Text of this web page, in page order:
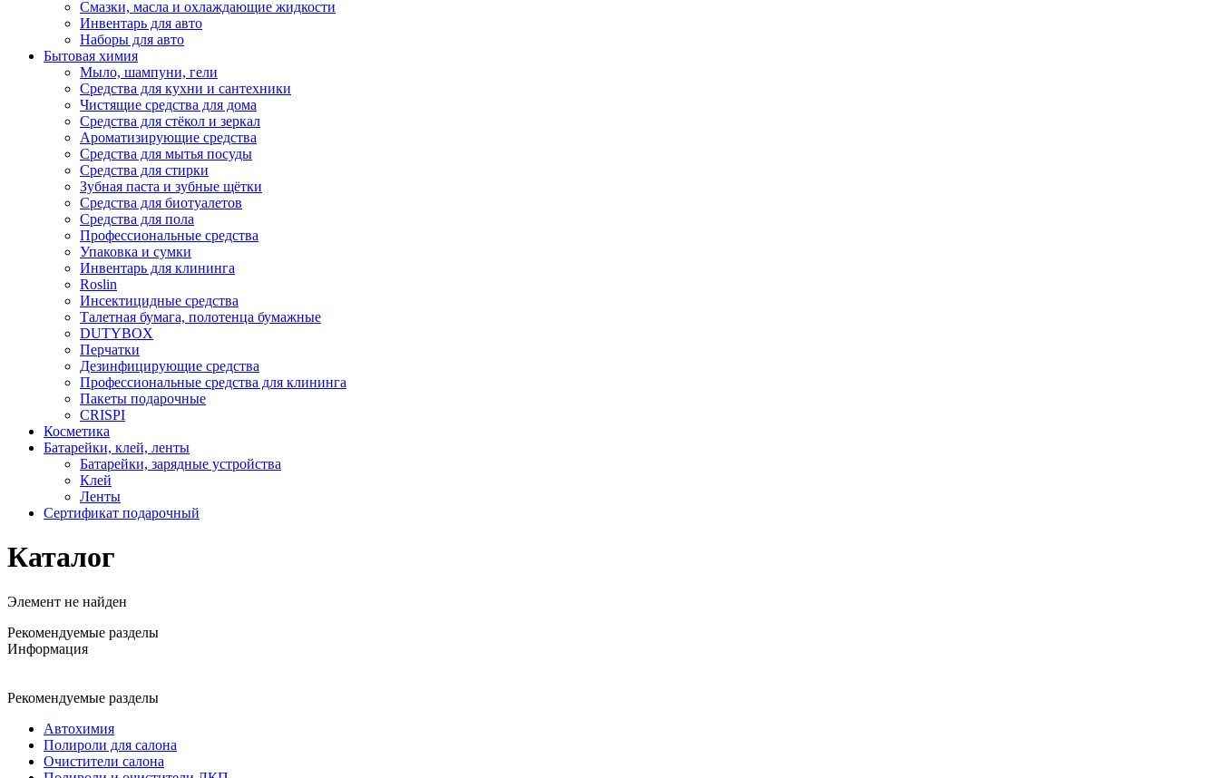
Смазки, масла и охлаждающие жидкости
Инвентарь для авто
Наборы для авто
Бытовая химия
Мыло, шампуни, гели
Средства для кухни и сантехники
Чистящие средства для дома
Средства для стёкол и зеркал
Ароматизирующие средства
Средства для мытья посуды
Средства для стирки
Зубная паста и зубные щётки
Средства для биотуалетов
Средства для пола
Профессиональные средства
Упаковка и сумки
Инвентарь для клининга
Roslin
Инсектицидные средства
Талетная бумага, полотенца бумажные
DUTYBOX
Перчатки
Дезинфицирующие средства
Профессиональные средства для клининга
Пакеты подарочные
CRISPI
Косметика
Батарейки, клей, ленты
Батарейки, зарядные устройства
Клей
Ленты
Сертификат подарочный
Каталог
Элемент не найден
Рекомендуемые разделы
Информация
Рекомендуемые разделы
Автохимия
Полироли для салона
Очистители салона